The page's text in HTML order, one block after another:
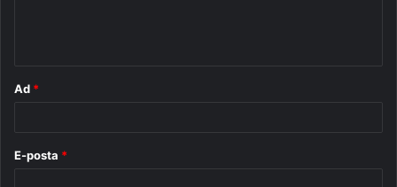
Ad *
E-posta *